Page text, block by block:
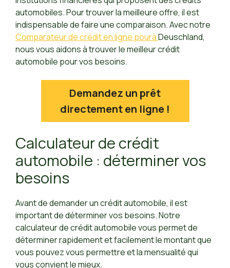
automobiles. Pour trouver la meilleure offre, il est
indispensable de faire une comparaison. Avec notre
Comparateur de crédit en ligne pouràDeuschland,
nous vous aidons à trouver le meilleur crédit
automobile pour vos besoins.
Demandez un prêt
directement en ligne !
Calculateur de crédit
automobile : déterminer vos
besoins
Avant de demander un crédit automobile, il est
important de déterminer vos besoins. Notre
calculateur de crédit automobile vous permet de
déterminer rapidement et facilement le montant que
vous pouvez vous permettre et la mensualité qui
vous convient le mieux.